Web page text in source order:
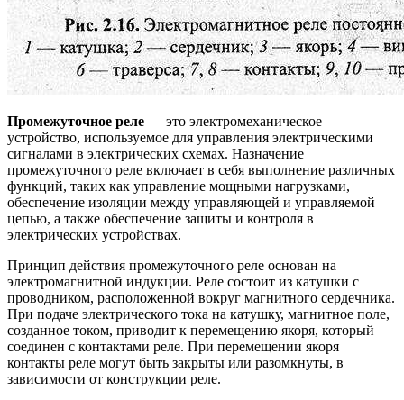
Промежуточное реле — это электромеханическое
устройство, используемое для управления электрическими
сигналами в электрических схемах. Назначение
промежуточного реле включает в себя выполнение различных
функций, таких как управление мощными нагрузками,
обеспечение изоляции между управляющей и управляемой
цепью, а также обеспечение защиты и контроля в
электрических устройствах.
Принцип действия промежуточного реле основан на
электромагнитной индукции. Реле состоит из катушки с
проводником, расположенной вокруг магнитного сердечника.
При подаче электрического тока на катушку, магнитное поле,
созданное током, приводит к перемещению якоря, который
соединен с контактами реле. При перемещении якоря
контакты реле могут быть закрыты или разомкнуты, в
зависимости от конструкции реле.